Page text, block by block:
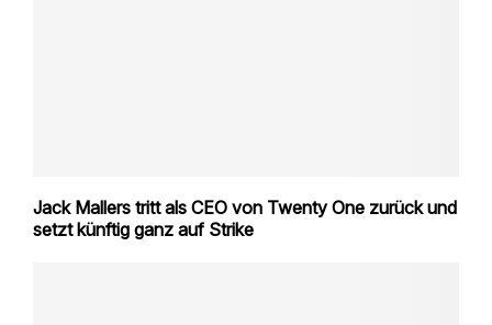
Jack Mallers tritt als CEO von Twenty One zurück und
setzt künftig ganz auf Strike